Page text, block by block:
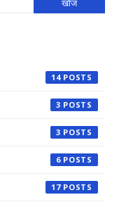
14
3
3
6
17